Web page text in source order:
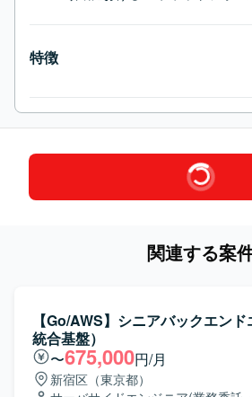
特徴
関連する案
【Go/AWS】シニアバックエン
統合基盤）
〜675,000円/月
新宿区（東京都）